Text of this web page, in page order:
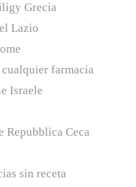
Grecia
Lazio
farmacia
Israele
Repubblica Ceca
sin receta